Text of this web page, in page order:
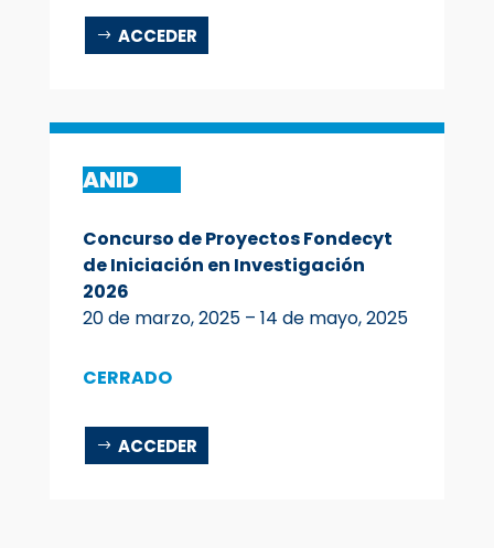
ACCEDER
ANID
Concurso de Proyectos Fondecyt
de Iniciación en Investigación
2026
20 de marzo, 2025 – 14 de mayo, 2025
CERRADO
ACCEDER